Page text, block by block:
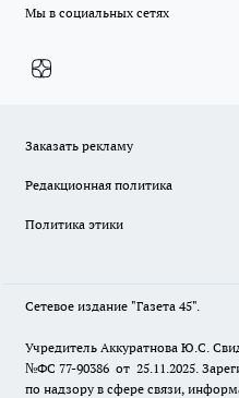
Мы в социальных сетях
Заказать рекламу
Редакционная политика
Политика этики
Сетевое издание "Газета 45".
Учредитель Аккуратнова Ю.С.
№ФС 77-90386 от 25.11.2025.
по надзору в сфере связи,